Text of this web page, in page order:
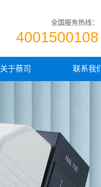
全国服务热线：
4001500108
关于蔡司 联系我们